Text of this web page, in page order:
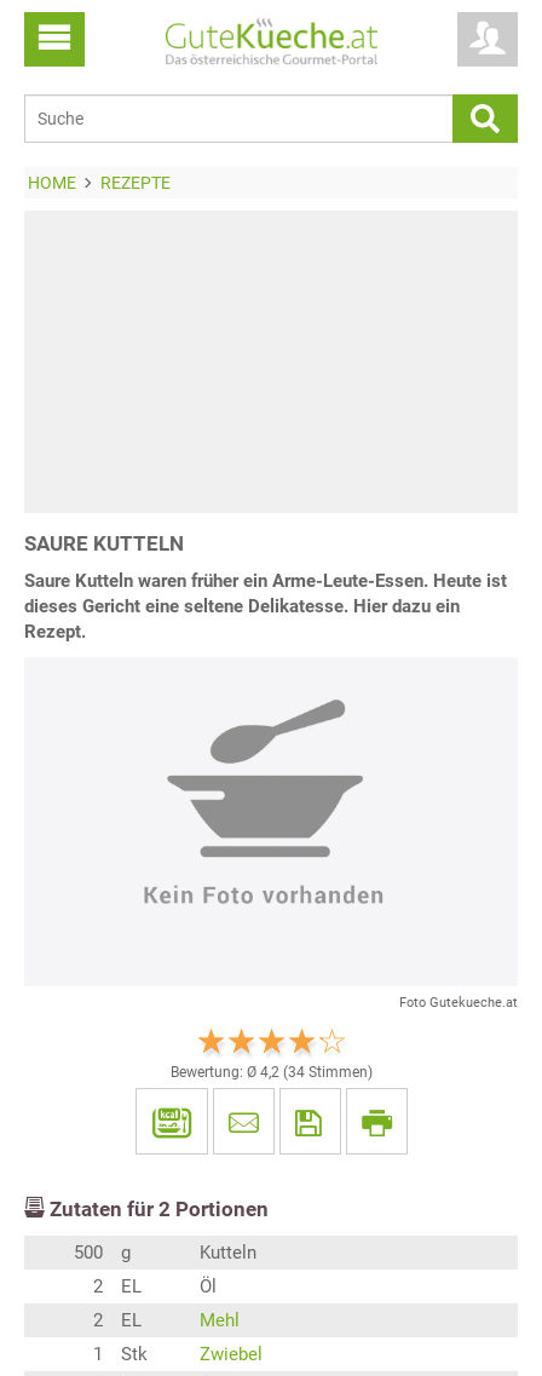
HOME REZEPTE
SAURE KUTTELN
Saure Kutteln waren früher ein Arme-Leute-Essen. Heute ist
dieses Gericht eine seltene Delikatesse. Hier dazu ein
Rezept.
Foto Gutekueche.at
Bewertung: Ø 4,2(34Stimmen)
Zutaten für 2 Portionen
500 g
Kutteln
2
EL
Öl
2
EL
Mehl
1
Stk
Zwiebel